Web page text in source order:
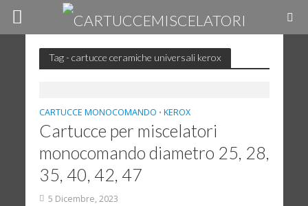
Tag - cartucce ceramiche universali kerox
CARTUCCE MONOCOMANDO • KEROX
Cartucce per miscelatori
monocomando diametro 25, 28,
35, 40, 42, 47
5 Dicembre, 2023